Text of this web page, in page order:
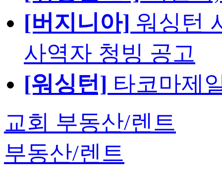
[버지니아] 워싱턴
사역자 청빙 공고
[워싱턴] 타코마제
교회 부동산/렌트
부동산/렌트